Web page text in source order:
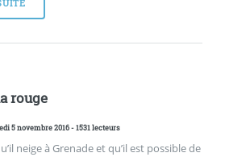
rouge
5 novembre 2016 - 1531 lecteurs
neige à Grenade et qu’il est possible de